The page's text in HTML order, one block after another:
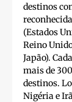
destinos
(Estados
Reino
Japão).
mais de
destinos.
Nigéria e